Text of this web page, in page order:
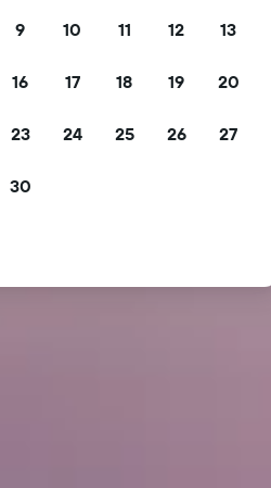
9 10 11 12 13
16 17 18 19 20
23 24 25 26 27
30